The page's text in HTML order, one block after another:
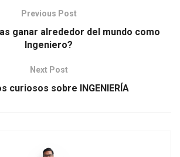
Previous Post
ganar alrededor del mundo como
Ingeniero?
Next Post
curiosos sobre INGENIERÍA